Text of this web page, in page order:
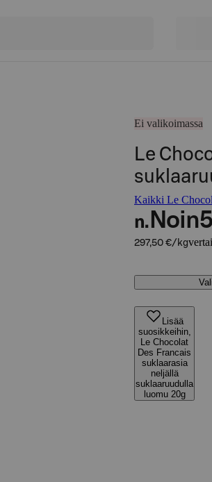
Ei valikoimassa
Le
Kaikki Le
n. Noin
297,50 €/kg
Lisää
suosikkeihin,
Le Chocolat
Des Francais
suklaarasia
neljällä
suklaaruudulla
luomu 20g